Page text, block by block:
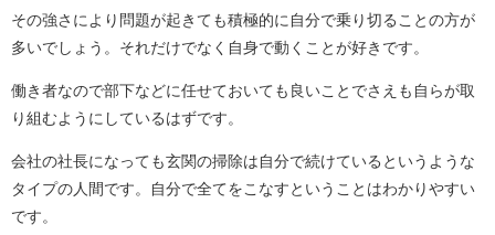
その強さにより問題が起きても積極的に自分で乗り切ることの方が
多いでしょう。それだけでなく自身で動くことが好きです。
働き者なので部下などに任せておいても良いことでさえも自らが取
り組むようにしているはずです。
会社の社長になっても玄関の掃除は自分で続けているというような
タイプの人間です。自分で全てをこなすということはわかりやすい
です。